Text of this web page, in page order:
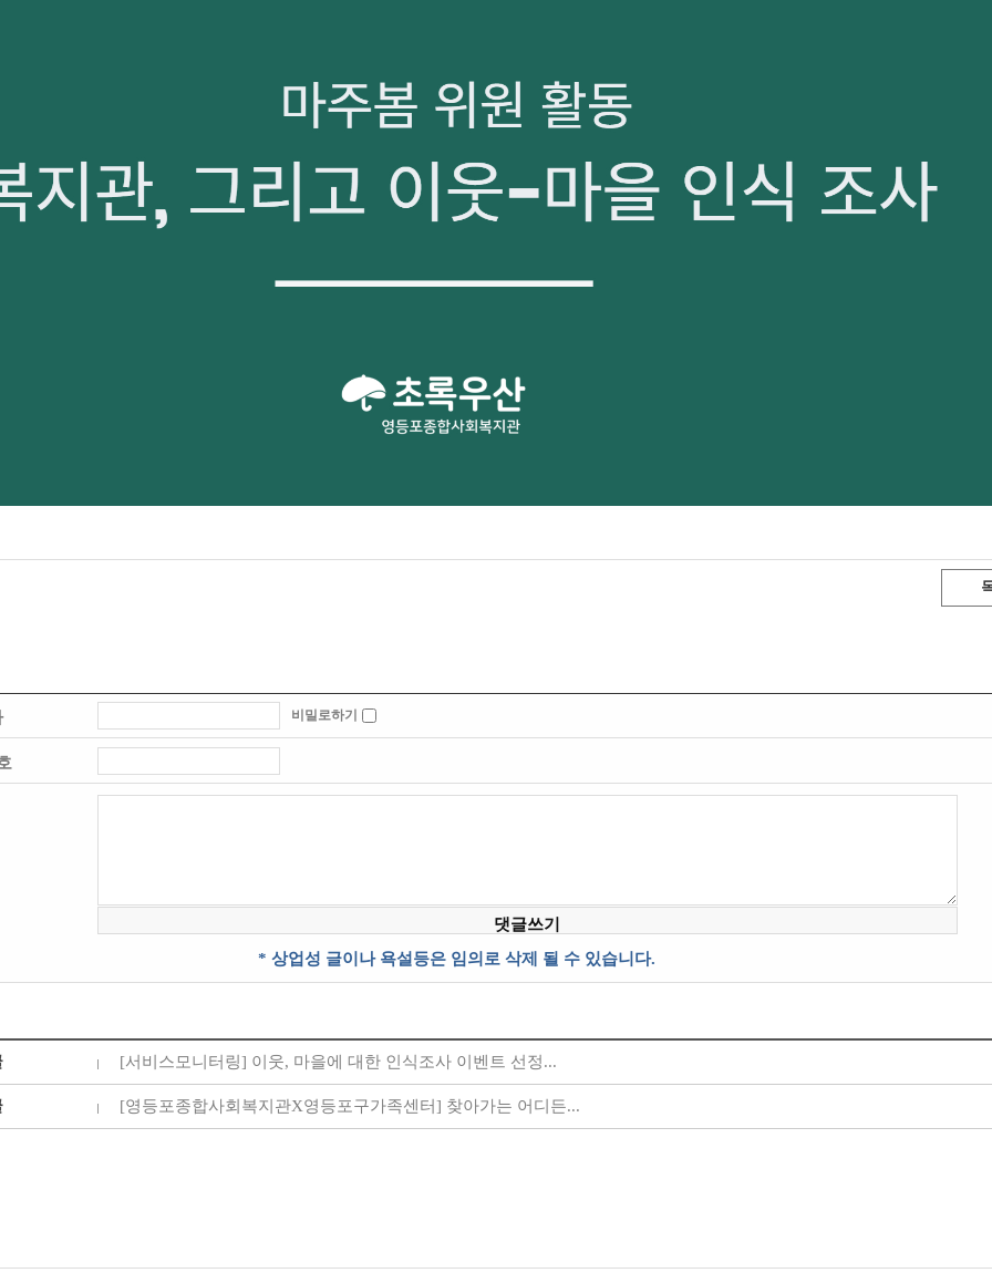
비밀로하기
* 상업성 글이나 욕설등은 임의로 삭제 될 수 있습니다.
[서비스모니터링] 이웃, 마을에 대한 인식조사 이벤트 선정...
[영등포종합사회복지관X영등포구가족센터] 찾아가는 어디든...